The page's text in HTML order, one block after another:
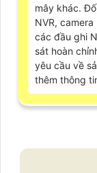
mây khác.
NVR,
các đầu ghi
sát hoàn
yêu cầu về
thêm thông